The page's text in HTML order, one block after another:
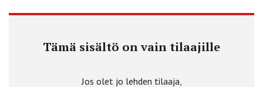
Tämä sisältö on vain tilaajille
Jos olet jo lehden tilaaja,